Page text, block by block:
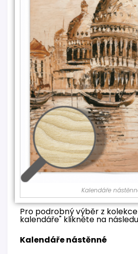
Kalendáře
Pro podrobný výběr z
kalendáře" klikněte na
Kalendáře nástěnné